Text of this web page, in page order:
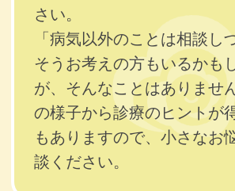
さい。
「病気以外のことは相談し
そうお考えの方もいるかも
が、そんなことはありませ
の様子から診療のヒントが
もありますので、小さなお
談ください。